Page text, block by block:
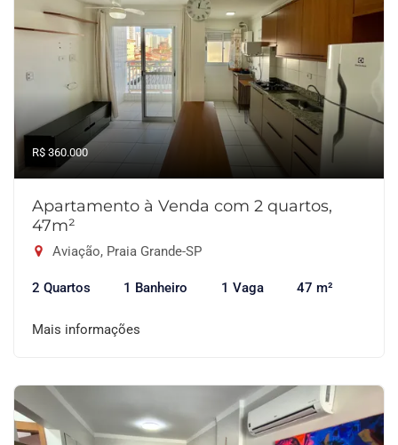
R$ 360.000
Apartamento à Venda com 2 quartos,
47m²
Aviação, Praia Grande-SP
2 Quartos 1 Banheiro 1 Vaga 47 m²
Mais informações